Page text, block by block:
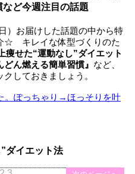
ど今週注目の話題
）お届けした話題の中から特
☆ キレイな体型づくりのた
痩せた“運動なし”ダイエット
どん燃える簡単習慣』 など、
しておきましょう。
。ぽっちゃり→ほっそりを叶
ダイエット法